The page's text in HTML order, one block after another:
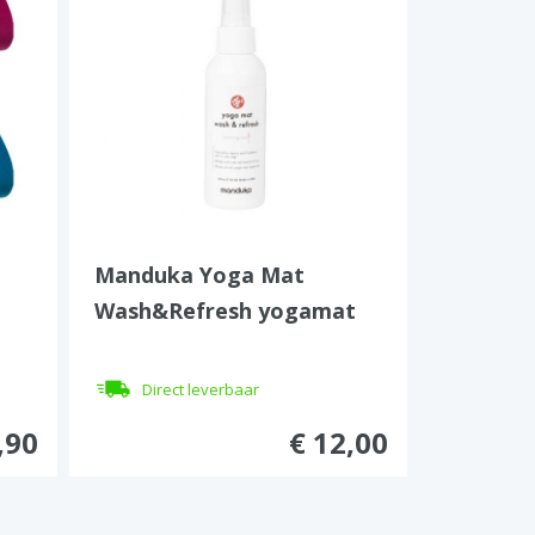
Manduka Yoga Mat
Wash&Refresh yogamat
Direct leverbaar
€ 12,00